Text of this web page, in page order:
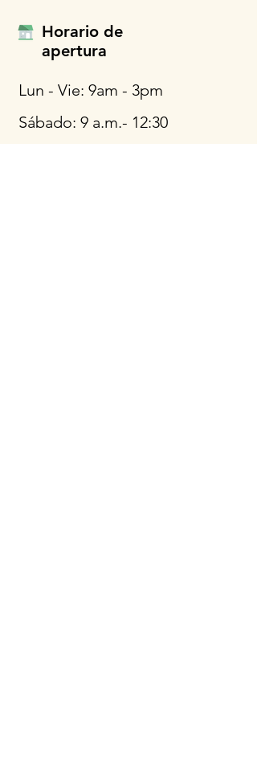
Horario de
apertura
Lun - Vie: 9am - 3pm
Sábado: 9 a.m.- 12:30